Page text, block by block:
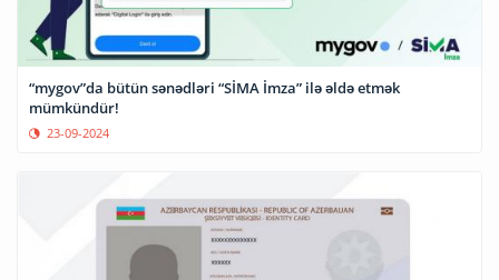
“mygov”da bütün sənədləri “SİMA İmza” ilə əldə etmək
mümkündür!
23-09-2024